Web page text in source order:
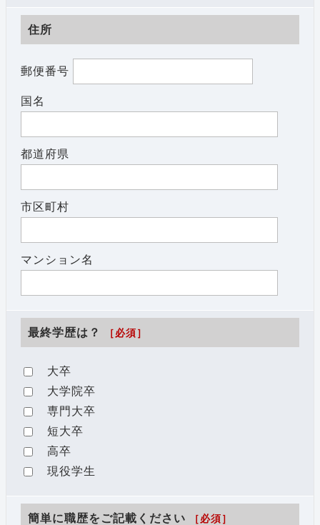
住所
郵便番号
国名
都道府県
市区町村
マンション名
最終学歴は？ ［必須］
大卒
大学院卒
専門大卒
短大卒
高卒
現役学生
簡単に職歴をご記載ください ［必須］